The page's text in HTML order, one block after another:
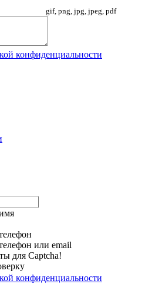
gif, png, jpg, jpeg, pdf
конфиденциальности
или email
для Captcha!
конфиденциальности